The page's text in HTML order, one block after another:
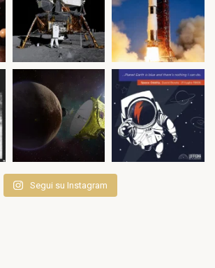
Segui su Instagram